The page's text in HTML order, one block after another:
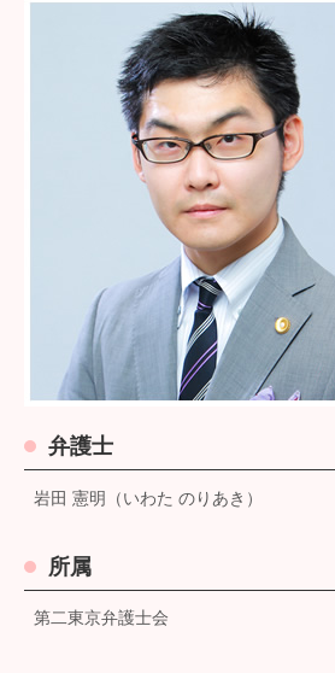
弁護士
岩田 憲明（いわた のりあき）
所属
第二東京弁護士会